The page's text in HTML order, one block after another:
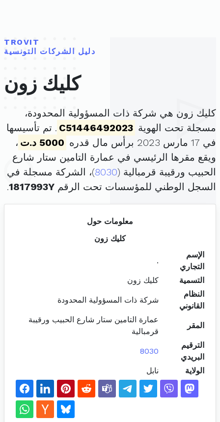
TROVIT
دليل الشركات التونسية
كليك زون
كليك زون هي شركة ذات المسؤولية المحدودة،
مسجلة تحت الهوية C51446492023 . تم تأسيسها
في 17 مارس 2023 برأس مال قدره
5000 د.ت
،
ويقع مقرها الرئيسي في عمارة التامين ستار شارع
الحبيب ورقيبة قرمبالية (8030)، الشركة مسجلة في
السجل الوطني للمؤسسات تحت الرقم 1817993Y
.
معلومات حول
كليك زون
الإسم
التجاري
.
التسمية
كليك زون
النظام
القانوني
شركة ذات المسؤولية المحدودة
المقر
عمارة التامين ستار شارع الحبيب ورقيبة
قرمبالية
الترقيم
البريدي
8030
الولاية نابل